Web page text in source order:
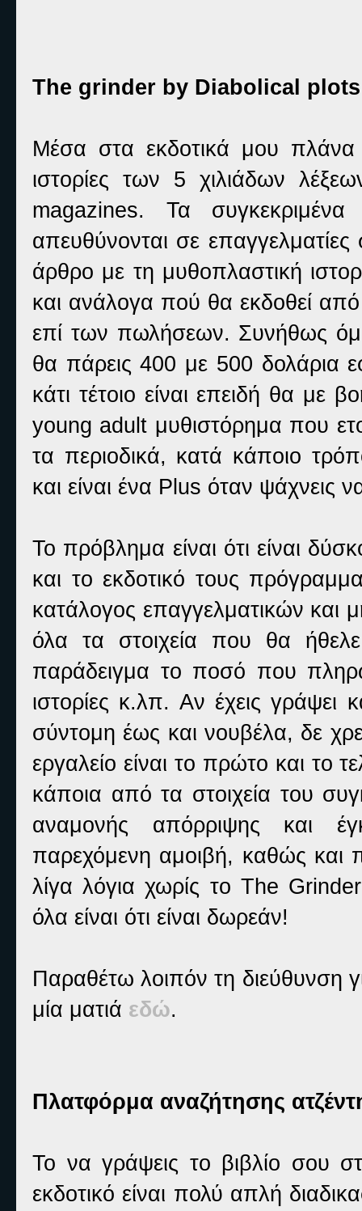
The grinder by Diabolical plots
Μέσα στα εκδοτικά μου
ιστορίες των 5 χιλιάδων
magazines. Τα
απευθύνονται σε
άρθρο με τη μυθοπλαστική
και ανάλογα πού θα εκδοθεί
επί των πωλήσεων. Συνήθως
θα πάρεις 400 με 500
κάτι τέτοιο είναι επειδή θα με
young adult μυθιστόρημα που
τα περιοδικά, κατά κάποιο
και είναι ένα Plus όταν ψάχνεις
Το πρόβλημα είναι ότι είναι
και το εκδοτικό τους
κατάλογος επαγγελματικών και
όλα τα στοιχεία που θα
παράδειγμα το ποσό που
ιστορίες κ.λπ. Αν έχεις γράψει
σύντομη έως και νουβέλα, δε
εργαλείο είναι το πρώτο και το
κάποια από τα στοιχεία του
αναμονής απόρριψης και
παρεχόμενη αμοιβή, καθώς και
λίγα λόγια χωρίς το The
όλα είναι ότι είναι δωρεάν!
Παραθέτω λοιπόν τη διεύθυνση
μία ματιά εδώ.
Πλατφόρμα αναζήτησης
Το να γράψεις το βιβλίο σου
εκδοτικό είναι πολύ απλή